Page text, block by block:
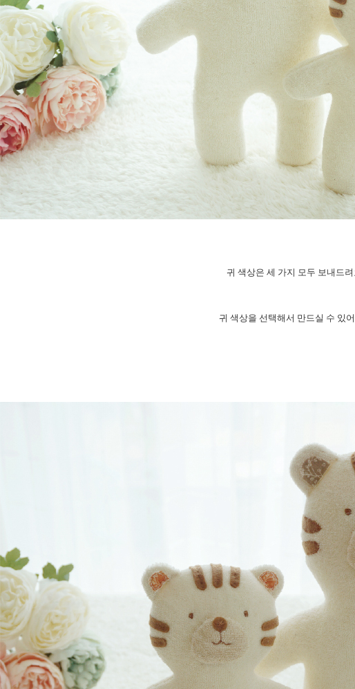
귀 색상은 세 가지 모두 보내드
귀 색상을 선택해서 만드실 수 있